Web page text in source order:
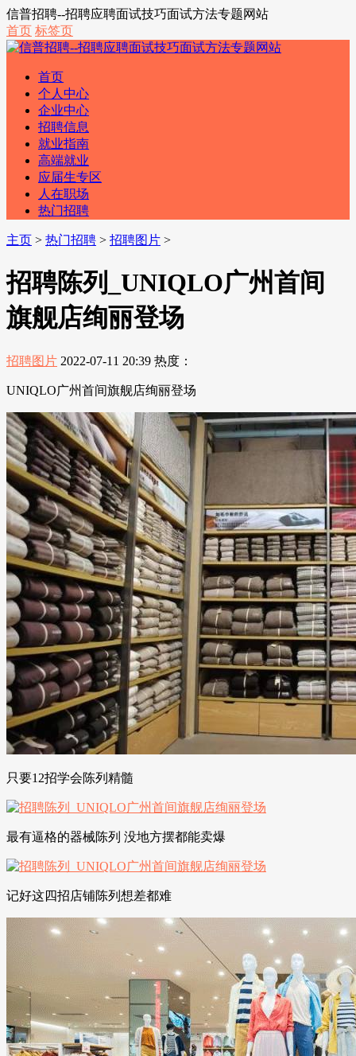
信普招聘--招聘应聘面试技巧面试方法专题网站
首页 标签页
首页
个人中心
企业中心
招聘信息
就业指南
高端就业
应届生专区
人在职场
热门招聘
主页 > 热门招聘 > 招聘图片 >
招聘陈列_UNIQLO广州首间
旗舰店绚丽登场
招聘图片 2022-07-11 20:39 热度：
UNIQLO广州首间旗舰店绚丽登场
只要12招学会陈列精髓
最有逼格的器械陈列 没地方摆都能卖爆
记好这四招店铺陈列想差都难